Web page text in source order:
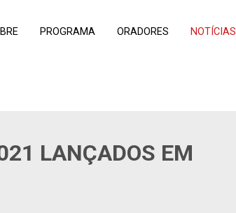
PROGRAMA ORADORES NOTÍCIAS
LANÇADOS EM